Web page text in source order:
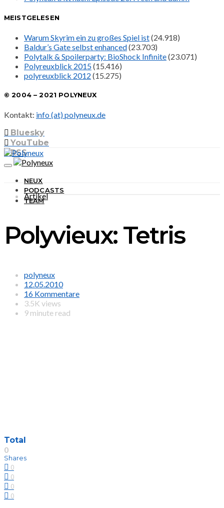
MEISTGELESEN
Warum Skyrim ein zu großes Spiel ist(24.918)
Baldur’s Gate selbst enhanced(23.703)
Polytalk & Spoilerparty: BioShock Infinite(23.071)
Polyreuxblick 2015(15.416)
polyreuxblick 2012 (15.275)
© 2004 – 2021 POLYNEUX
Kontakt: info (at) polyneux.de
Bluesky
YouTube
RSS
NEUX
PODCASTS
TEAM
Artikel
Polyvieux: Tetris
polyneux
12.05.2010
16 Kommentare
3.5K views
9 minute read
Total
0
Shares
0
0
0
0